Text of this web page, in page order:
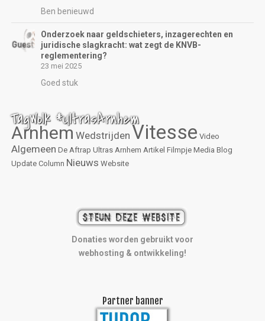
Ben benieuwd
Onderzoek naar geldschieters, inzagerechten en
juridische slagkracht: wat zegt de KNVB-
reglementering?
23 mei 2025
Goed stuk
TagWolk #UltrasArnhem
Arnhem Wedstrijden Vitesse Video
Algemeen De Aftrap Ultras Arnhem Artikel Filmpje Media Blog
Update Column Nieuws Website
Donaties worden gebruikt voor
webhosting & ontwikkeling!
Partner banner